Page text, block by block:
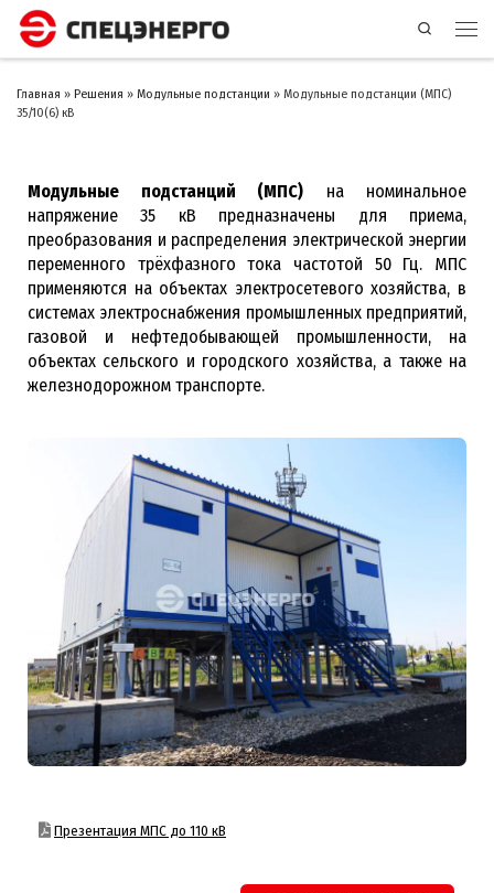
Search
Главная » Решения » Модульные подстанции » Модульные подстанции (МПС)
35/10(6) кВ
Модульные подстанций (МПС) на номинальное
напряжение 35 кВ предназначены для приема,
преобразования и распределения электрической энергии
переменного трёхфазного тока частотой 50 Гц. МПС
применяются на объектах электросетевого хозяйства, в
системах электроснабжения промышленных предприятий,
газовой и нефтедобывающей промышленности, на
объектах сельского и городского хозяйства, а также на
железнодорожном транспорте.
Презентация МПС до 110 кВ